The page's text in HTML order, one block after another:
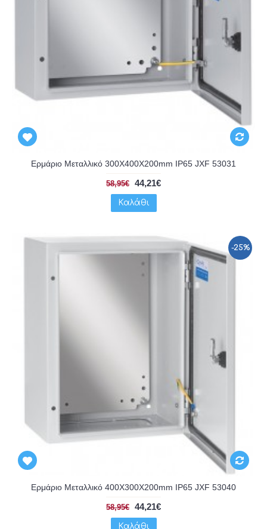
Ερμάριο Μεταλλικό 300X400X200mm IP65 JXF 53031
58,95€ 44,21€
Καλάθι
-25%
Ερμάριο Μεταλλικό 400X300X200mm IP65 JXF 53040
58,95€ 44,21€
Καλάθι